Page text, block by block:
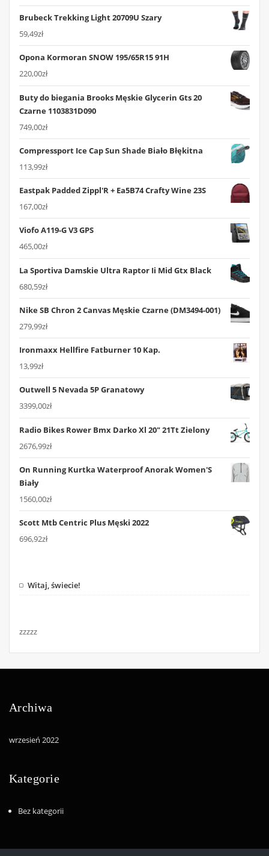
Brubeck Trekking Light 20709U Szary
59,49zł
Opona Kormoran SNOW 195/65R15 91H
220,00zł
Buty do biegania Brooks Męskie Glycerin Gts 20
Czarne 1103831D090
749,00zł
Compressport Ice Cap Sun Shade Biało Błękitna
113,99zł
Eastpak Padded Zippl'R + Ea5B74 Crafty Wine 23S
167,00zł
Viofo A119-G V3 GPS
465,00zł
La Sportiva Damskie Ultra Raptor Ii Mid Gtx Black
680,59zł
Nike SB Chron 2 Canvas Męskie Czarne (DM3494-001)
279,99zł
Ironmaxx Hellfire Fatburner 10 Kap.
13,99zł
Outwell 5 Nevada 5P Granatowy
3399,00zł
Radio Bikes Rower Bmx Darko Xl 20" 21Tt Zielony
2676,99zł
On Running Kurtka Waterproof Anorak Women'S
Biały
1560,00zł
Scott Mtb Centric Plus Męski 2022
696,92zł
Witaj, świecie!
zzzzz
Archiwa
wrzesień 2022
Kategorie
Bez kategorii